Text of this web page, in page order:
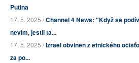
Putina
17. 5. 2025 /Channel 4 News: "Když se
nevím, jestli ta...
17. 5. 2025 /Izrael obviněn z etnického
za po...